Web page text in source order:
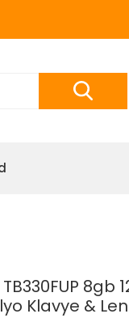
TB330FUP
Klavye &